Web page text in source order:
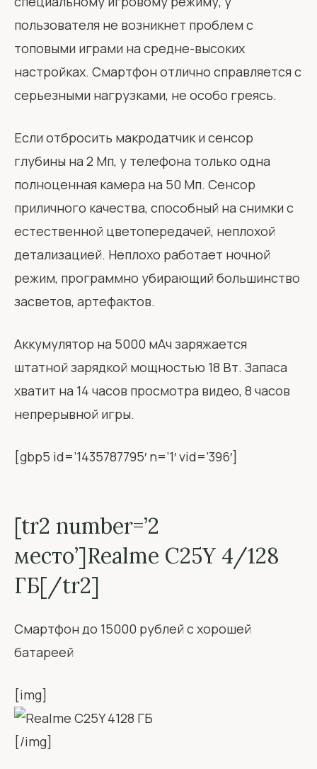
пользователя не возникнет проблем с
топовыми играми на средне-высоких
настройках. Смартфон отлично справляется с
серьезными нагрузками, не особо греясь.
Если отбросить макродатчик и сенсор
глубины на 2 Мп, у телефона только одна
полноценная камера на 50 Мп. Сенсор
приличного качества, способный на снимки с
естественной цветопередачей, неплохой
детализацией. Неплохо работает ночной
режим, программно убирающий большинство
засветов, артефактов.
Аккумулятор на 5000 мАч заряжается
штатной зарядкой мощностью 18 Вт. Запаса
хватит на 14 часов просмотра видео, 8 часов
непрерывной игры.
[gbp5 id=’1435787795′ n=’1′ vid=’396′]
[tr2 number=’2
место’]Realme C25Y 4/128
ГБ[/tr2]
Смартфон до 15000 рублей с хорошей
батареей
[img]
[/img]